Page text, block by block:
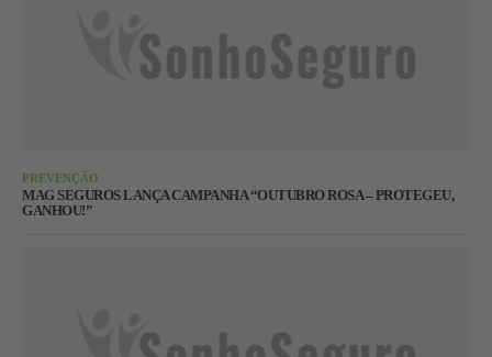
PREVENÇÃO
MAG SEGUROS LANÇA CAMPANHA “OUTUBRO ROSA – PROTEGEU,
GANHOU!”